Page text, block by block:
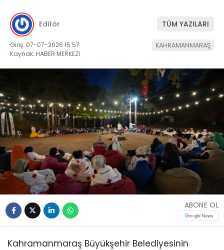
Editör TÜM YAZILARI
Giriş: 07-07-2026 15:57
Kaynak: HABER MERKEZI
KAHRAMANMARAŞ
ABONE OL
Kahramanmaraş Büyükşehir Belediyesinin